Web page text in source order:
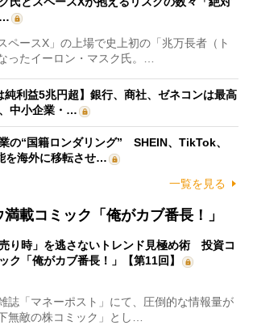
ースX」の上場で史上初の「兆万長者（ト
ったイーロン・マスク氏。…
純利益5兆円超】銀行、商社、ゼネコンは最高
中小企業・…
の“国籍ロンダリング” SHEIN、TikTok、
を海外に移転させ…
一覧を見る
載コミック「俺がカブ番長！」
売り時」を逃さないトレンド見極め術 投資コ
ク「俺がカブ番長！」【第11回】
誌「マネーポスト」にて、圧倒的な情報量が
無敵の株コミック」とし…